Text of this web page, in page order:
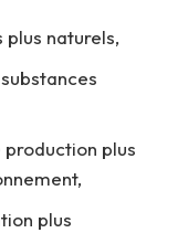
naturels,
plus
plus